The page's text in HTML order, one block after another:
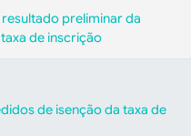
preliminar da
de inscrição
de isenção da taxa de